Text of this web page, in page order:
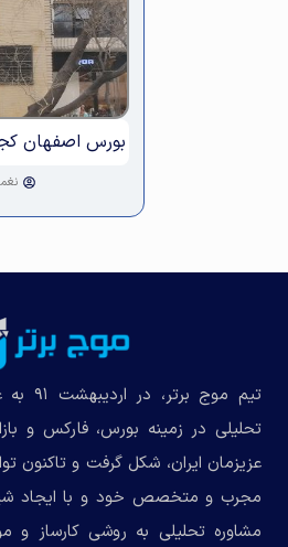
بورس اصفهان
تیم
تحلیلی در زمینه بورس، فارکس و
عزیزمان ایران، شکل گرفت و تاکنون
مجرب و متخصص خود و با ایجاد
مشاوره تحلیلی به روشی کارساز و